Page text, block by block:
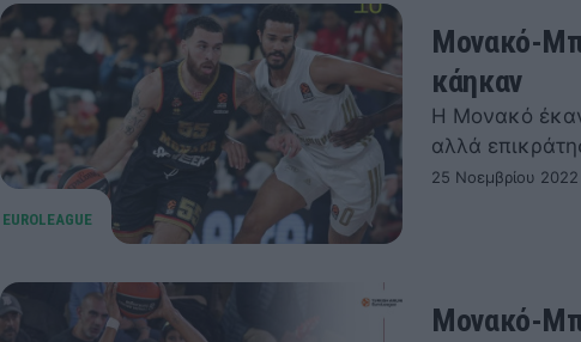
Μονακό-
κάηκαν
Η Μονακό
αλλά
25 Νοεμβρίου
Μονακό-